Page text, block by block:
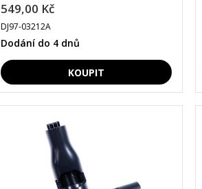
549,00 Kč
DJ97-03212A
Dodání do 4 dnů